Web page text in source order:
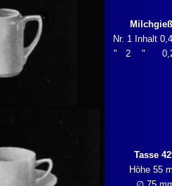
Nr. 1 Inhalt
" 2 "
Tasse
Höhe 55